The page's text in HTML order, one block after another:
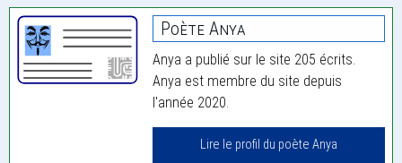
Poète Anya
Anya a publié sur le site 205 écrits.
Anya est membre du site depuis
l'année 2020.
Lire le profil du poète Anya